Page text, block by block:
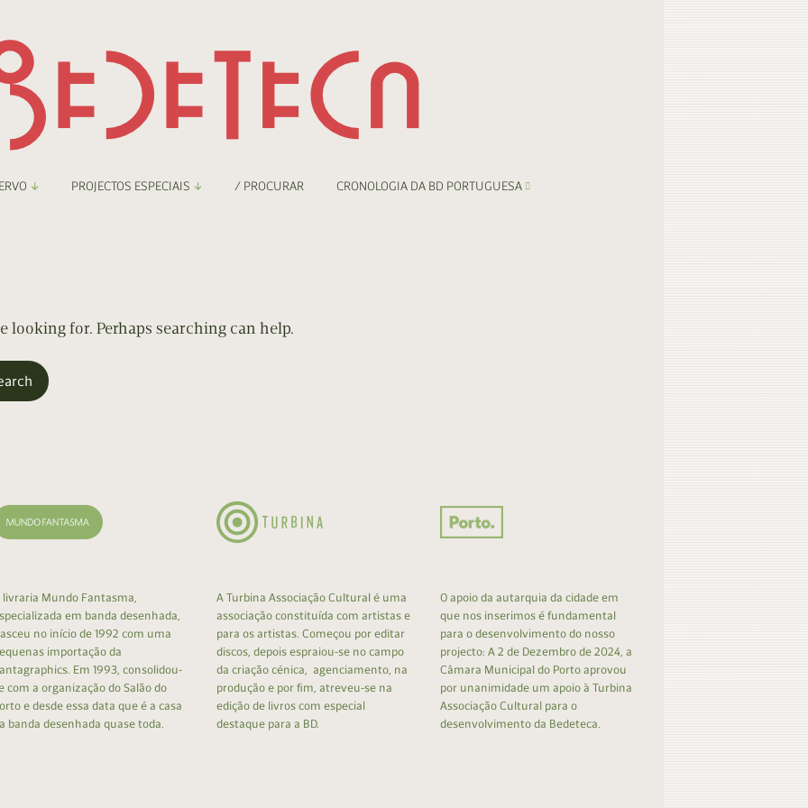
Digital
PROJECTOS ESPECIAIS / PROCURAR CRONOLOGIA DA BD PORTUGUESA
looking for. Perhaps searching can help.
livraria Mundo Fantasma,
em banda desenhada,
no início de 1992 com uma
importação da
Em 1993, consolidou-
com a organização do Salão do
e desde essa data que é a casa
banda desenhada quase toda.
A Turbina Associação Cultural é uma
associação constituída com artistas e
para os artistas. Começou por editar
discos, depois espraiou-se no campo
da criação cénica, agenciamento, na
produção e por fim, atreveu-se na
edição de livros com especial
destaque para a BD.
O apoio da autarquia da cidade em
que nos inserimos é fundamental
para o desenvolvimento do nosso
projecto: A 2 de Dezembro de 2024, a
Câmara Municipal do Porto aprovou
por unanimidade um apoio à Turbina
Associação Cultural para o
desenvolvimento da Bedeteca.